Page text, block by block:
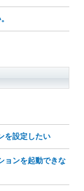
を設定したい
ョンを起動できな